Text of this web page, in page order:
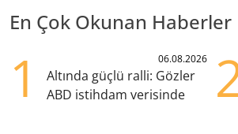
En Çok Okunan Haberler
1 06.08.2026
Altında güçlü ralli: Gözler
ABD istihdam verisinde